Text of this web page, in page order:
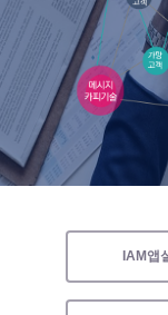
IAM앱